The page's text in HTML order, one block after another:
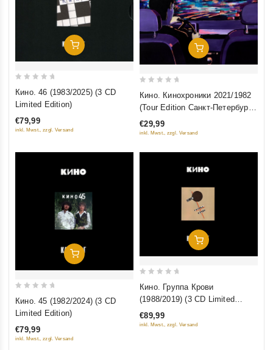
Добавить В Корзину
5
Кино. 46 (1983/2025) (3 CD
Limited Edition)
€79,99
inkl. Mwst., zzgl. Versand
Добавить В Корзину
5
Кино. Кинохроники 2021/1982
(Tour Edition Санкт-Петербург)
(2 CD)
€29,99
inkl. Mwst., zzgl. Versand
Добавить В Корзину
5
Кино. 45 (1982/2024) (3 CD
Limited Edition)
€79,99
inkl. Mwst., zzgl. Versand
Добавить В Корзину
5
Кино. Группа Крови
(1988/2019) (3 CD Limited
Edition)
€89,99
inkl. Mwst., zzgl. Versand